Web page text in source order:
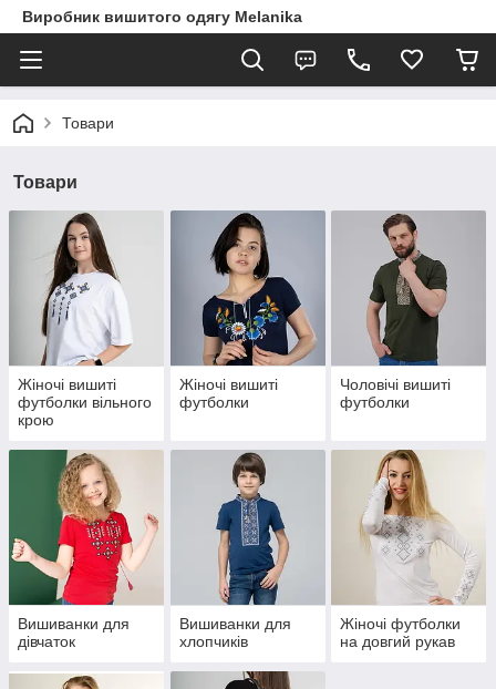
Виробник вишитого одягу Melanika
Товари
Товари
Жіночі вишиті
футболки вільного
крою
Жіночі вишиті
футболки
Чоловічі вишиті
футболки
Вишиванки для
дівчаток
Вишиванки для
хлопчиків
Жіночі футболки
на довгий рукав